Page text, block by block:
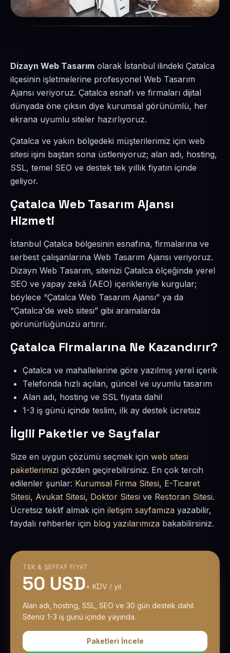
Dizayn Web Tasarım olarak İstanbul ilindeki Çatalca
ilçesinin işletmelerine profesyonel Web Tasarım
Ajansı veriyoruz. Çatalca esnafı ve firmaları dijital
dünyada öne çıksın diye kurumsal görünümlü, her
ekrana uyumlu siteler hazırlıyoruz.
Çatalca ve yakın bölgedeki müşterilerimiz için web
sitesi işini baştan sona üstleniyoruz; alan adı, hosting,
SSL, temel SEO ve destek tek yıllık fiyatın içinde
geliyor.
Çatalca Web Tasarım Ajansı
Hizmeti
İstanbul Çatalca bölgesinin esnafına, firmalarına ve
serbest çalışanlarına Web Tasarım Ajansı veriyoruz.
Dizayn Web Tasarım, sitenizi Çatalca ölçeğinde yerel
SEO ve yapay zekâ (AEO) içerikleriyle kurgular;
böylece “Çatalca Web Tasarım Ajansı” ya da
“Çatalca'de web sitesi” gibi aramalarda
görünürlüğünüzü artırır.
Çatalca Firmalarına Ne Kazandırır?
Çatalca ve mahallelerine göre yazılmış yerel içerik
Telefonda hızlı açılan, güncel ve uyumlu tasarım
Alan adı, hosting ve SSL fiyata dahil
1-3 iş günü içinde teslim, ilk ay destek ücretsiz
İlgili Paketler ve Sayfalar
Size en uygun çözümü seçmek için web sitesi
paketlerimizi gözden geçirebilirsiniz. En çok tercih
edilenler şunlar: Kurumsal Firma Sitesi, E-Ticaret
Sitesi, Avukat Sitesi, Doktor Sitesi ve Restoran Sitesi.
Ücretsiz teklif almak için iletişim sayfamıza yazabilir,
faydalı rehberler için blog yazılarımıza bakabilirsiniz.
TEK & ŞEFFAF FIYAT
50 USD+ KDV / yıl
Alan adı, hosting, SSL, SEO ve 30 gün destek dahil.
Siteniz 1-3 iş günü içinde yayında.
Paketleri İncele